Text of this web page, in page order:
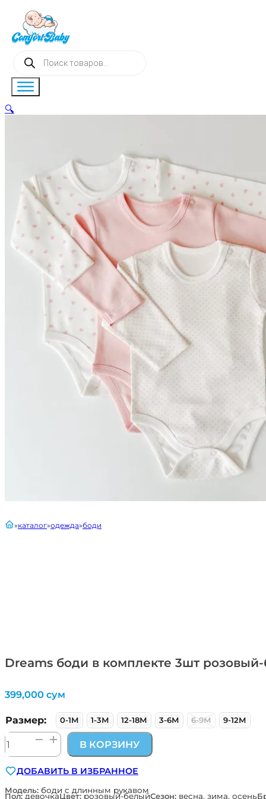
Поиск
товаров
Dreams боди в комплекте 3шт
главнаякаталог одежда боди
399,000 сум
Размер: 0-1М 1-3М 12-18М 3-6М 6-9М 9-12М
Количество
товара
боди
в
В КОРЗИНУ
ДОБАВИТЬ В ИЗБРАННОЕ
Модель: боди с длинным рукавом
Пол:девочкаЦвет:розовый-белыйСезон: весна, зима, осень
🔍